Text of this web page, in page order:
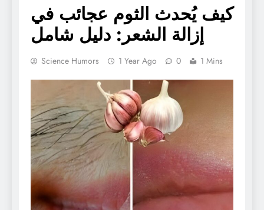
كيف يُحدث الثوم عجائب في
إزالة الشعر: دليل شامل
Science Humors 1 Year Ago 0 1 Mins